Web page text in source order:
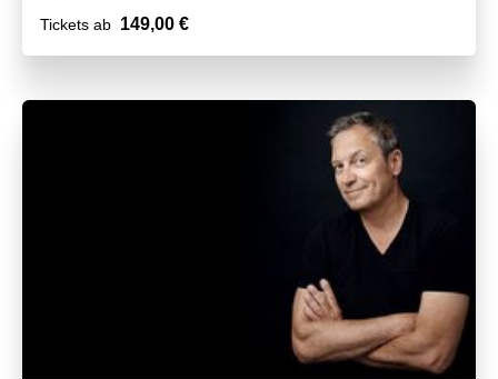
Tickets ab 149,00 €